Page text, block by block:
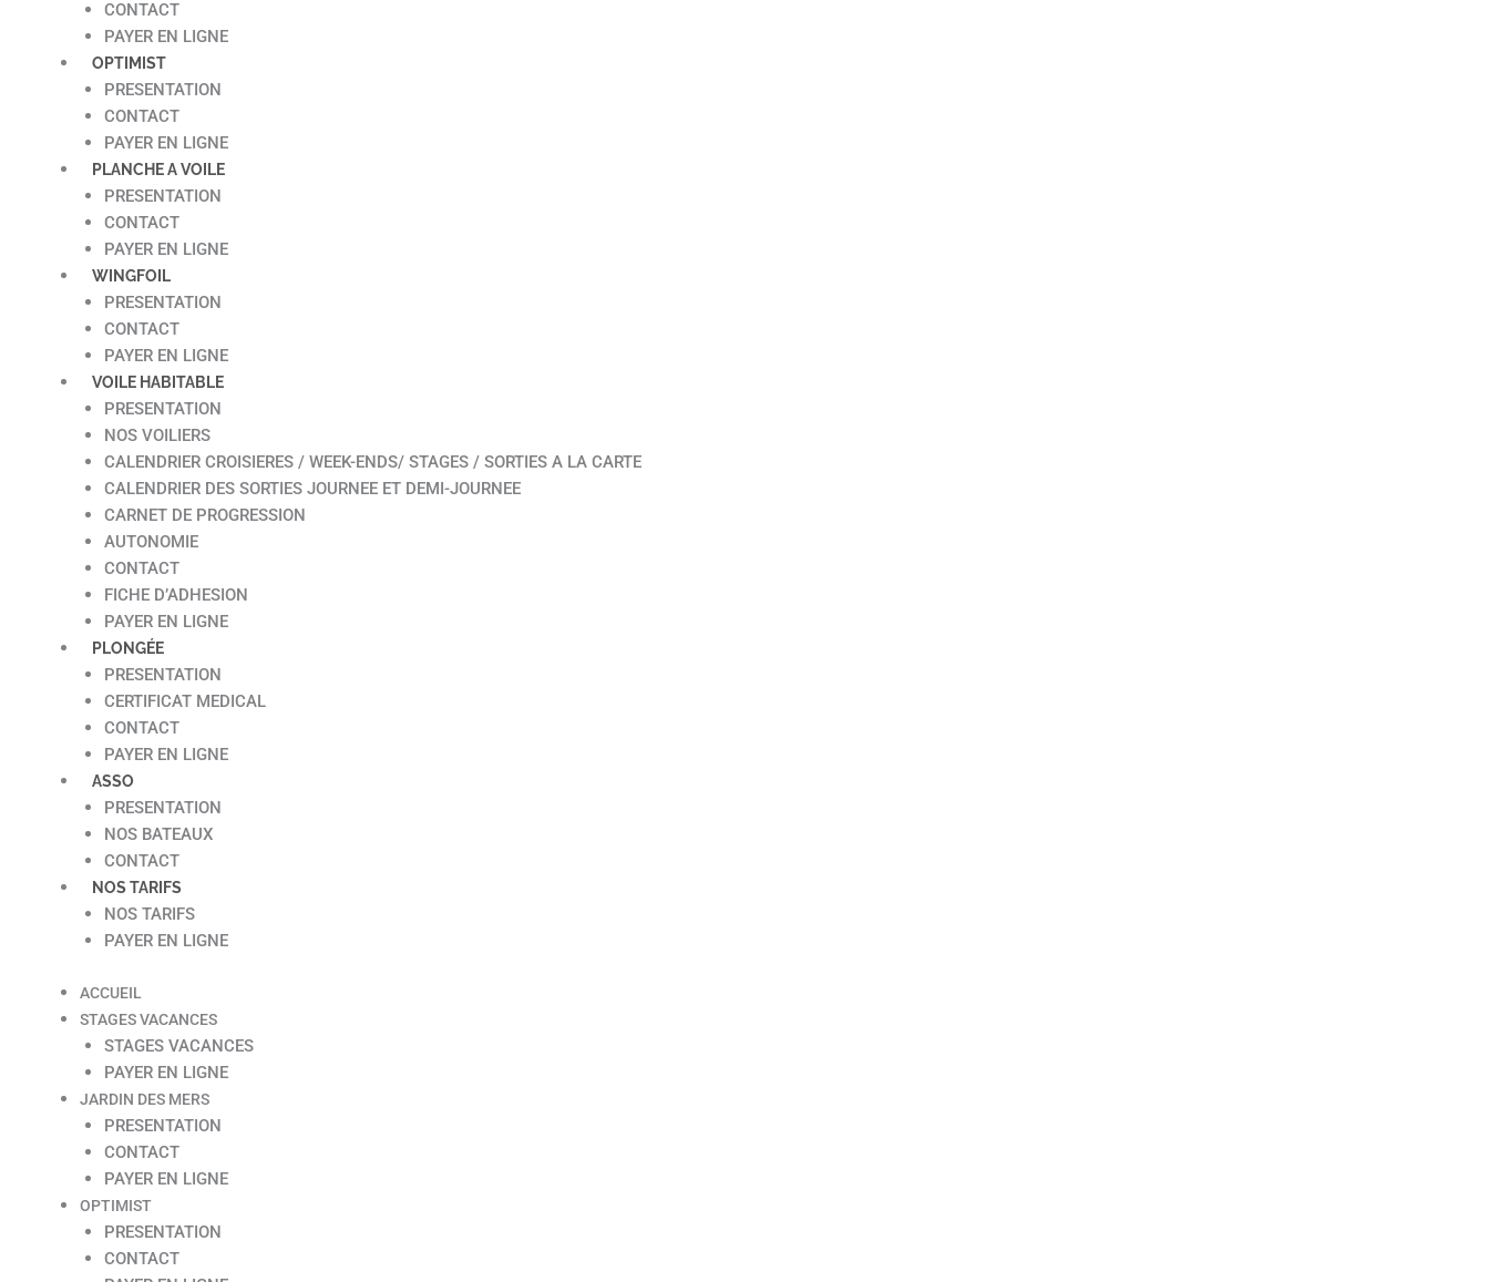
CONTACT
PAYER EN LIGNE
OPTIMIST
PRESENTATION
CONTACT
PAYER EN LIGNE
PLANCHE A VOILE
PRESENTATION
CONTACT
PAYER EN LIGNE
WINGFOIL
PRESENTATION
CONTACT
PAYER EN LIGNE
VOILE HABITABLE
PRESENTATION
NOS VOILIERS
CALENDRIER CROISIERES / WEEK-ENDS/ STAGES / SORTIES A LA CARTE
CALENDRIER DES SORTIES JOURNEE ET DEMI-JOURNEE
CARNET DE PROGRESSION
AUTONOMIE
CONTACT
FICHE D’ADHESION
PAYER EN LIGNE
PLONGÉE
PRESENTATION
CERTIFICAT MEDICAL
CONTACT
PAYER EN LIGNE
ASSO
PRESENTATION
NOS BATEAUX
CONTACT
NOS TARIFS
NOS TARIFS
PAYER EN LIGNE
ACCUEIL
STAGES VACANCES
STAGES VACANCES
PAYER EN LIGNE
JARDIN DES MERS
PRESENTATION
CONTACT
PAYER EN LIGNE
OPTIMIST
PRESENTATION
CONTACT